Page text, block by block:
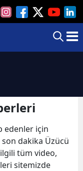
edenler için
dakika Üzücü
tüm video,
sitemizde